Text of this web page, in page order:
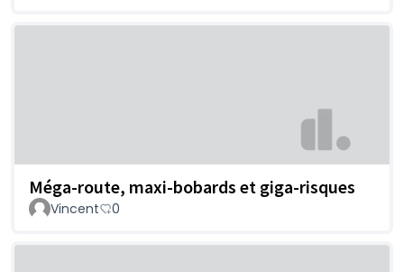
Méga-route, maxi-bobards et giga-risques
Vincent 0